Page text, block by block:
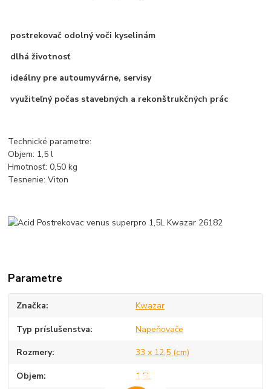
postrekovač odolný voči kyselinám
dlhá životnosť
ideálny pre autoumyvárne, servisy
využiteľný počas stavebných a rekonštrukčných prác
Technické parametre:
Objem: 1,5 l
Hmotnosť: 0,50 kg
Tesnenie: Viton
Parametre
Značka Kwazar
Typ príslušenstva Napeňovače
Rozmery 33 x 12,5 (cm)
Objem 1,5L